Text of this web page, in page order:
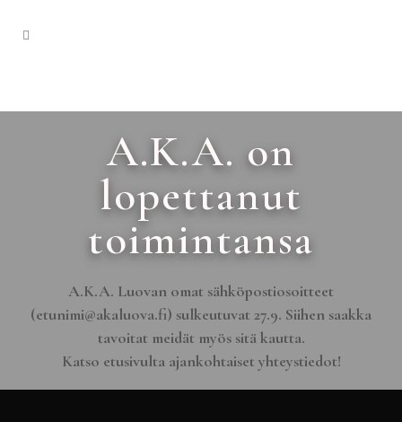
A.K.A. on
lopettanut
toimintansa
A.K.A. Luovan omat sähköpostiosoitteet
(etunimi@akaluova.fi) sulkeutuvat 27.9. Siihen saakka
tavoitat meidät myös sitä kautta.
Katso etusivulta ajankohtaiset yhteystiedot!